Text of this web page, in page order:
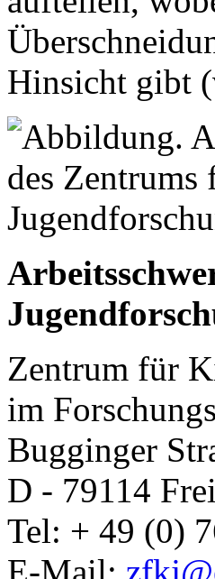
Hinsicht gibt
Zentrum für
im
Bugginger
D - 79114
Tel: + 49 (0)